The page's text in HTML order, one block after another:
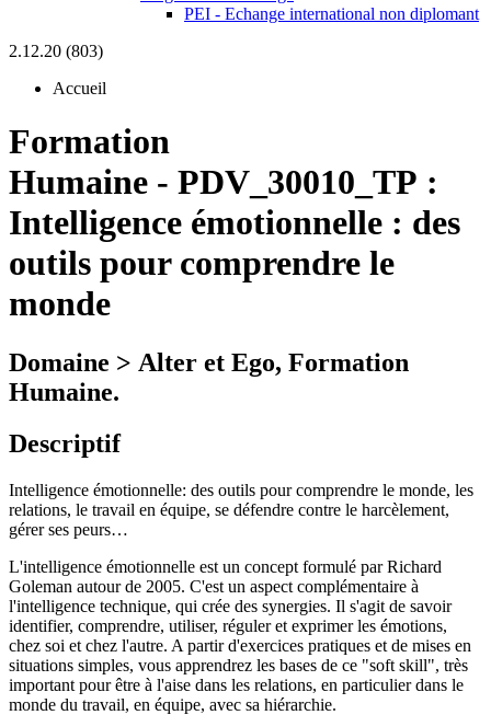
PEI - Echange international non diplomant
2.12.20 (803)
Accueil
Formation
Humaine - PDV_30010_TP :
Intelligence émotionnelle : des
outils pour comprendre le
monde
Domaine > Alter et Ego, Formation
Humaine.
Descriptif
Intelligence émotionnelle: des outils pour comprendre le monde, les
relations, le travail en équipe, se défendre contre le harcèlement,
gérer ses peurs…
L'intelligence émotionnelle est un concept formulé par Richard
Goleman autour de 2005. C'est un aspect complémentaire à
l'intelligence technique, qui crée des synergies. Il s'agit de savoir
identifier, comprendre, utiliser, réguler et exprimer les émotions,
chez soi et chez l'autre. A partir d'exercices pratiques et de mises en
situations simples, vous apprendrez les bases de ce "soft skill", très
important pour être à l'aise dans les relations, en particulier dans le
monde du travail, en équipe, avec sa hiérarchie.